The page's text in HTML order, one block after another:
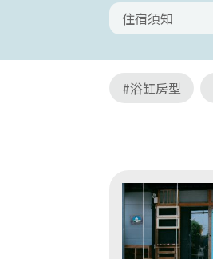
住宿須知
#浴缸房型